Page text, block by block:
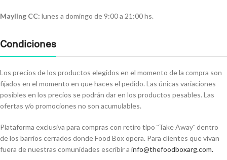
Mayling CC: lunes a domingo de 9:00 a 21:00 hs.
Condiciones
Los precios de los productos elegidos en el momento de la compra son
fijados en el momento en que haces el pedido. Las únicas variaciones
posibles en los precios se podrán dar en los productos pesables. Las
ofertas y/o promociones no son acumulables.
Plataforma exclusiva para compras con retiro tipo ¨Take Away¨ dentro
de los barrios cerrados donde Food Box opera. Para clientes que vivan
fuera de nuestras comunidades escribir a info@thefoodboxarg.com.